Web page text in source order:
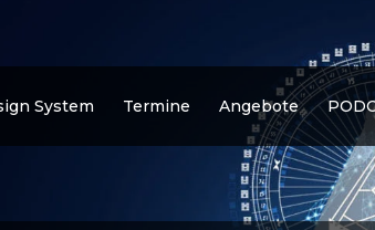
System Termine Angebote